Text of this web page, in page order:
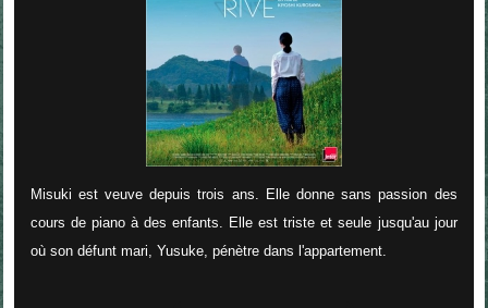
Misuki est veuve depuis trois ans. Elle donne sans passion des
cours de piano à des enfants. Elle est triste et seule jusqu'au jour
où son défunt mari, Yusuke, pénètre dans l'appartement.